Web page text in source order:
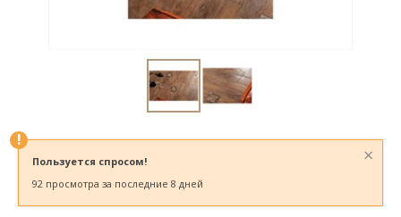
!
×
Пользуется спросом!
92 просмотра за последние 8 дней